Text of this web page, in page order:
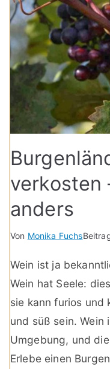
verkosten
anders
Von Monika Fuchs
Wein ist ja
Wein hat Seele:
sie kann furios und
und süß sein. Wein
Umgebung, und
Erlebe einen